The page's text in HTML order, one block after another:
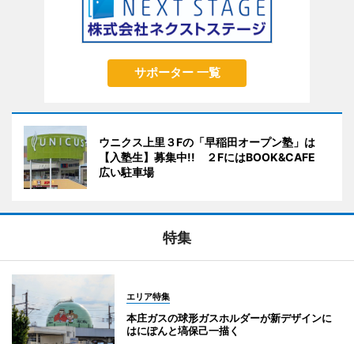
サポーター 一覧
ウニクス上里３Fの「早稲田オープン塾」は
【入塾生】募集中!! ２FにはBOOK&CAFE
広い駐車場
特集
エリア特集
本庄ガスの球形ガスホルダーが新デザインに
はにぽんと塙保己一描く